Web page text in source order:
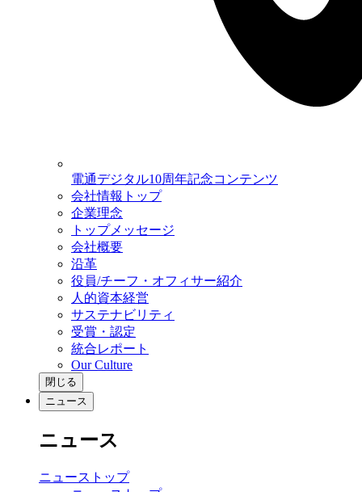
電通デジタル10周年記念コンテンツ
会社情報トップ
企業理念
トップメッセージ
会社概要
沿革
役員/チーフ・オフィサー紹介
人的資本経営
サステナビリティ
受賞・認定
統合レポート
Our Culture
閉じる
ニュース
ニュース
ニューストップ